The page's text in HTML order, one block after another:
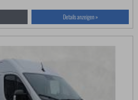
Details anzeigen »